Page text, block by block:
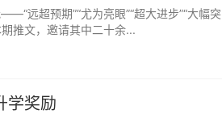
松；家长整天紧张焦虑、唉声叹气，
远超预期”“尤为亮眼”“超大进步”“大幅突
推文，邀请其中二十余...
学奖励